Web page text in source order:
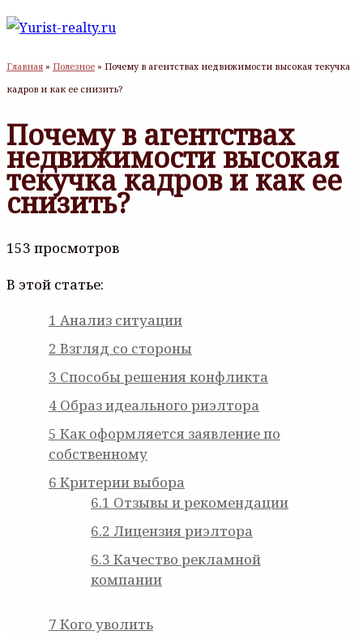
Главная » Полезное » Почему в агентствах недвижимости высокая текучка
кадров и как ее снизить?
Почему в агентствах
недвижимости высокая
текучка кадров и как ее
снизить?
153 просмотров
В этой статье:
1 Анализ ситуации
2 Взгляд со стороны
3 Способы решения конфликта
4 Образ идеального риэлтора
5 Как оформляется заявление по
собственному
6 Критерии выбора
6.1 Отзывы и рекомендации
6.2 Лицензия риэлтора
6.3 Качество рекламной
компании
7 Кого уволить